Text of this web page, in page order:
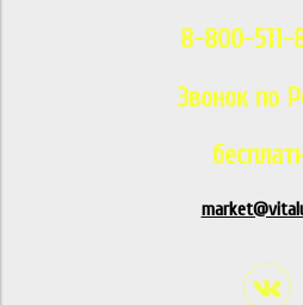
8-800-511-
Звонок по